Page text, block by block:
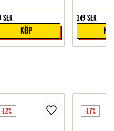
SEK
KÖP
149 SEK
-12% -17%